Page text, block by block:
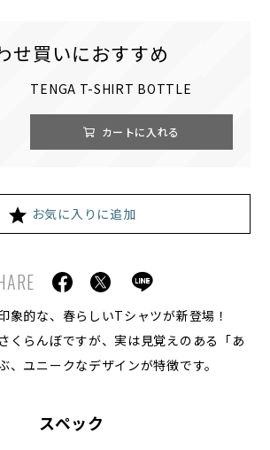
せ買いにおすすめ
TENGA T-SHIRT BOTTLE
カートに入れる
お気に入りに追加
象的な、春らしいTシャツが新登場！
くらんぼですが、実は見覚えのある「あ
、ユニークなデザインが特徴です。
スペック